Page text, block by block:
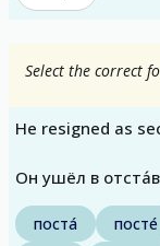
Select the correct
He resigned as
Он ушёл в
поста́ посте́